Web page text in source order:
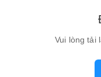
Vui lòng tải